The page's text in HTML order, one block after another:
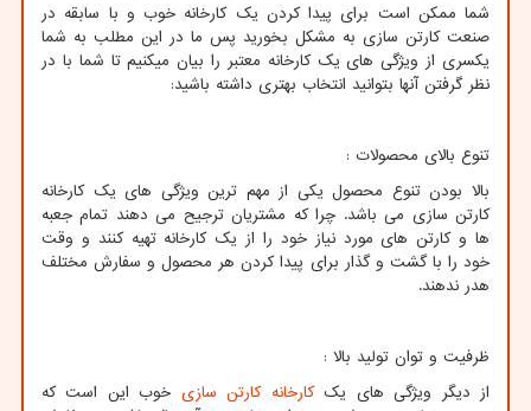
شما ممکن است برای پیدا کردن یک کارخانه خوب و با سابقه در
صنعت کارتن سازی به مشکل بخورید پس ما در این مطلب به شما
یکسری از ویژگی های یک کارخانه معتبر را بیان میکنیم تا شما با در
نظر گرفتن آنها بتوانید انتخاب بهتری داشته باشید:
تنوع بالای محصولات :
بالا بودن تنوع محصول یکی از مهم ترین ویژگی های یک کارخانه
کارتن سازی می باشد. چرا که مشتریان ترجیح می دهند تمام جعبه
ها و کارتن های مورد نیاز خود را از یک کارخانه تهیه کنند و وقت
خود را با گشت و گذار برای پیدا کردن هر محصول و سفارش مختلف
هدر ندهند.
ظرفیت و توان تولید بالا :
از دیگر ویژگی های یککارخانه کارتن سازی خوب این است که